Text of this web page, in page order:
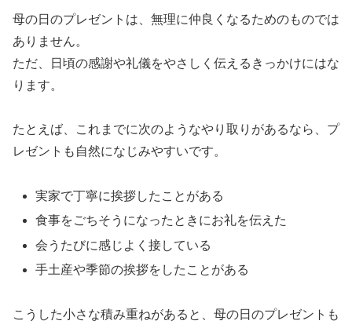
母の日のプレゼントは、無理に仲良くなるためのものでは
ありません。
ただ、日頃の感謝や礼儀をやさしく伝えるきっかけにはな
ります。
たとえば、これまでに次のようなやり取りがあるなら、プ
レゼントも自然になじみやすいです。
実家で丁寧に挨拶したことがある
食事をごちそうになったときにお礼を伝えた
会うたびに感じよく接している
手土産や季節の挨拶をしたことがある
こうした小さな積み重ねがあると、母の日のプレゼントも